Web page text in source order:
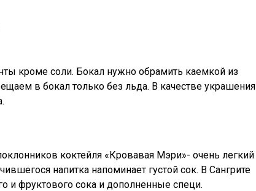
кроме соли. Бокал нужно обрамить каемкой из
в бокал только без льда. В качестве украшения
коктейля «Кровавая Мэри»- очень легкий
напитка напоминает густой сок. В Сангрите
и фруктового сока и дополненные специ.